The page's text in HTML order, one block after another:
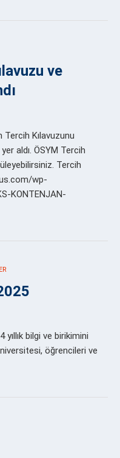
ve
Kılavuzunu
aldı. ÖSYM Tercih
Tercih
wp-
KONTENJAN-
yıllık bilgi ve birikimini
öğrencileri ve